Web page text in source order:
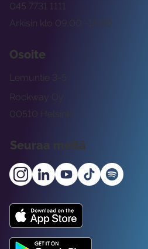
Arkisin klo 09:00 -15:00
045 7731 1111
Osoite
Rockway Oy
Lemuntie 3-5
00510 Helsinki
Seuraa meitä